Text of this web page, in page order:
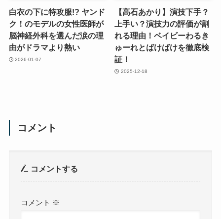
白衣の下に特攻服!? ヤンド
ク！のモデルの女性医師が
脳神経外科を選んだ涙の理
由がドラマより熱い
2026-01-07
【高石あかり】演技下手？
上手い？演技力の評価が割
れる理由！ベイビーわるき
ゅーれとばけばけを徹底検
証！
2025-12-18
コメント
コメントする
コメント ※